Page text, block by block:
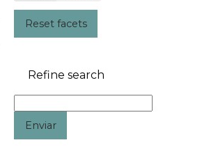
Reset facets
Refine search
Enviar